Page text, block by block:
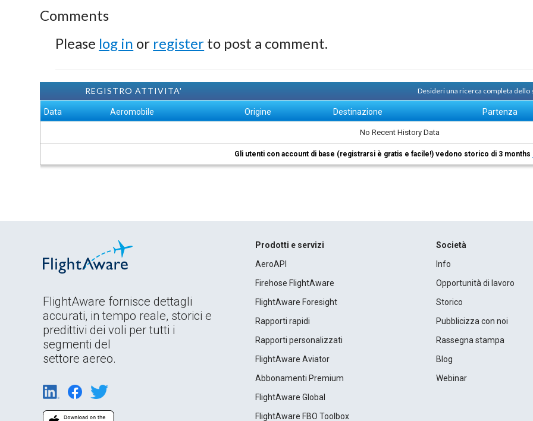
Comments
Please log in or register to post a comment.
REGISTRO ATTIVITA' Desideri una ricerca completa
Data Aeromobile Origine Destinazione Partenza
No Recent History Data
Gli utenti con account di base (registrarsi è gratis e facile!) vedono storico di 3 months
FlightAware fornisce dettagli
accurati, in tempo reale, storici e
predittivi dei voli per tutti i
segmenti del
settore aereo.
Prodotti e servizi
AeroAPI
Firehose FlightAware
FlightAware Foresight
Rapporti rapidi
Rapporti personalizzati
FlightAware Aviator
Abbonamenti Premium
FlightAware Global
FlightAware FBO Toolbox
Società
Info
Opportunità di lavoro
Storico
Pubblicizza con noi
Rassegna stampa
Blog
Webinar